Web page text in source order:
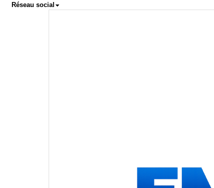
Réseau social